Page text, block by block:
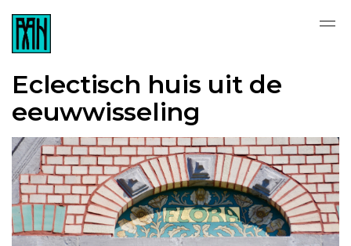
Eclectisch huis uit de
eeuwwisseling